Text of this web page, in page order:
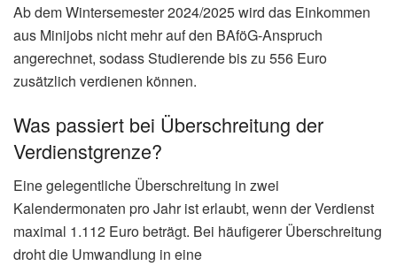
Ab dem Wintersemester 2024/2025 wird das Einkommen
aus Minijobs nicht mehr auf den BAföG-Anspruch
angerechnet, sodass Studierende bis zu 556 Euro
zusätzlich verdienen können.
Was passiert bei Überschreitung der
Verdienstgrenze?
Eine gelegentliche Überschreitung in zwei
Kalendermonaten pro Jahr ist erlaubt, wenn der Verdienst
maximal 1.112 Euro beträgt. Bei häufigerer Überschreitung
droht die Umwandlung in eine